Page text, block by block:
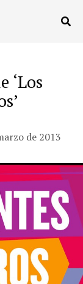
‘Los
de 2013